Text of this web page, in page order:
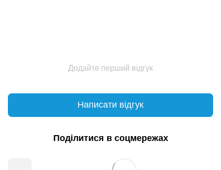
Додайте перший відгук
Написати відгук
Поділитися в соцмережах